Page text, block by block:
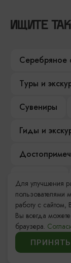
ИЩИТЕ
Серебряное
Туры и
Сувениры
Гиды и
Компас
Настоящий
Для улучшения
работу с
Вы всегда
браузера.
ПРИНЯТЬ